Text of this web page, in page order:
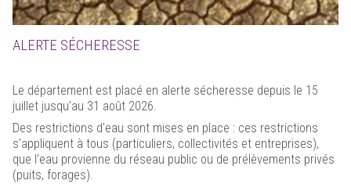
ALERTE SÉCHERESSE
Le département est placé en alerte sécheresse depuis le 15
juillet jusqu'au 31 août 2026.
Des restrictions d'eau sont mises en place : ces restrictions
s’appliquent à tous (particuliers, collectivités et entreprises),
que l’eau provienne du réseau public ou de prélèvements privés
(puits, forages).